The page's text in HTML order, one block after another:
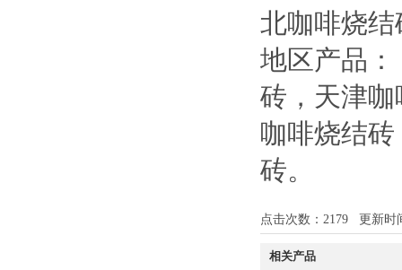
北咖啡烧
地区产品：
砖 ， 天津
咖啡烧结砖
砖。
点击次数： 2179 更新时
相关产品